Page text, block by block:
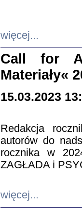
więcej...
Call for
Materiały«
15.03.2023
Redakcja
autorów do
rocznika w
ZAGŁADA i
więcej...